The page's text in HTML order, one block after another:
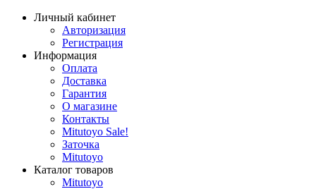
Личный кабинет
Авторизация
Регистрация
Информация
Оплата
Доставка
Гарантия
О магазине
Контакты
Mitutoyo Sale!
Заточка
Mitutoyo
Каталог товаров
Mitutoyo